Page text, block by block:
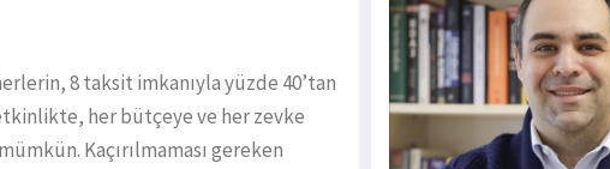
8 taksit imkanıyla yüzde 40’tan
her bütçeye ve her zevke
Kaçırılmaması gereken